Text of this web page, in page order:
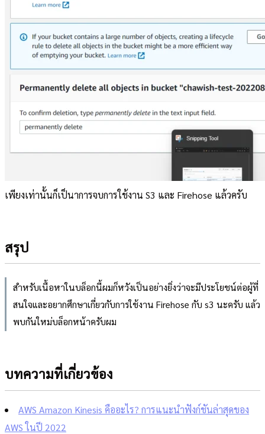
เพียงเท่านั้นก็เป็นาการจบการใช้งาน S3 และ Firehose แล้วครับ
สรุป
สำหรับเนื้อหาในบล็อกนี้ผมก็หวังเป็นอย่างยิ่งว่าจะมีประโยชน์ต่อผู้ที่
สนใจและอยากศึกษาเกี่ยวกับการใช้งาน Firehose กับ s3 นะครับ แล้ว
พบกันใหม่บล็อกหน้าครับผม
บทความที่เกี่ยวข้อง
AWS Amazon Kinesis คืออะไร? การแนะนำฟังก์ชันล่าสุดของ
AWS ในปี 2022